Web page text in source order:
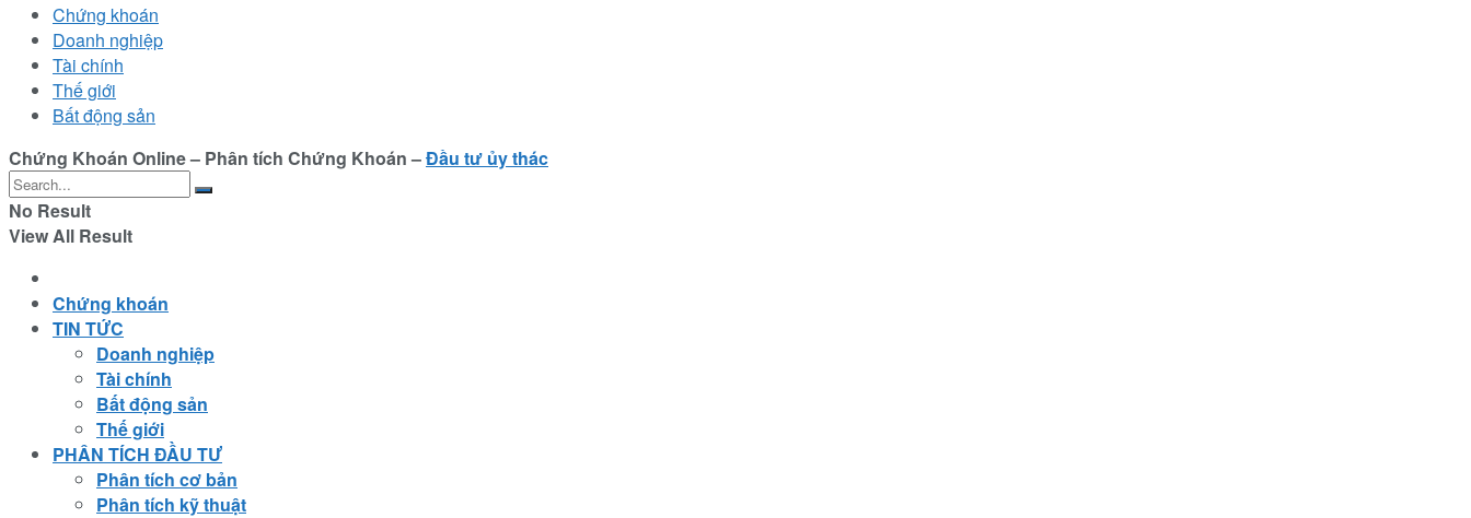
Chứng khoán
Doanh nghiệp
Tài chính
Thế giới
Bất động sản
Chứng Khoán Online – Phân tích Chứng Khoán –Đầu tư ủy thác
No Result
View All Result
Chứng khoán
TIN TỨC
Doanh nghiệp
Tài chính
Bất động sản
Thế giới
PHÂN TÍCH ĐẦU TƯ
Phân tích cơ bản
Phân tích kỹ thuật